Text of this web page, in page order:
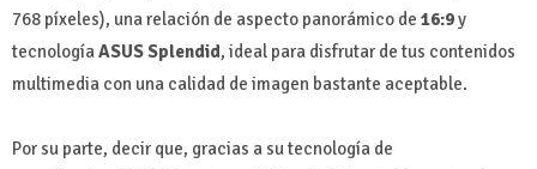
768 píxeles), una relación de aspecto panorámico de 16:9y
tecnologíaASUS Splendid, ideal para disfrutar de tus contenidos
multimedia con una calidad de imagen bastante aceptable.
Por su parte, decir que, gracias a su tecnología de